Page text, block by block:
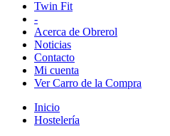
Twin Fit
-
Acerca de Obrerol
Noticias
Contacto
Mi cuenta
Ver Carro de la Compra
Inicio
Hostelería